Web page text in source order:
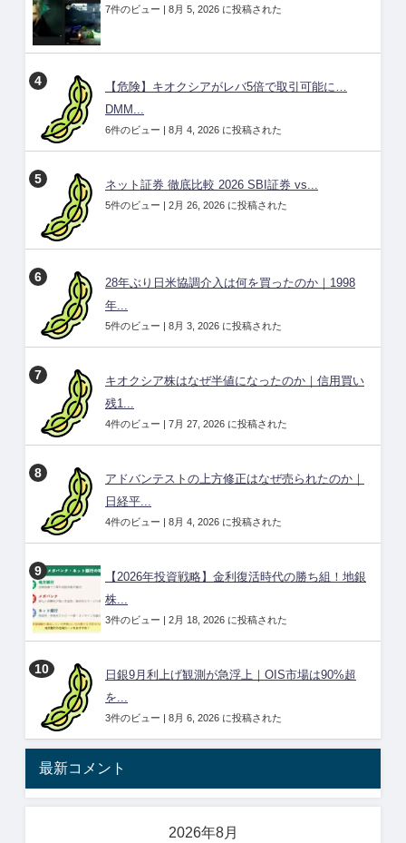
7件のビュー | 8月 5, 2026 に投稿された
【危険】キオクシアがレバ5倍で取引可能に…
DMM...
6件のビュー | 8月 4, 2026 に投稿された
ネット証券 徹底比較 2026 SBI証券 vs...
5件のビュー | 2月 26, 2026 に投稿された
28年ぶり日米協調介入は何を買ったのか｜1998
年...
5件のビュー | 8月 3, 2026 に投稿された
キオクシア株はなぜ半値になったのか｜信用買い
残1...
4件のビュー | 7月 27, 2026 に投稿された
アドバンテストの上方修正はなぜ売られたのか｜
日経平...
4件のビュー | 8月 4, 2026 に投稿された
【2026年投資戦略】金利復活時代の勝ち組！地銀
株...
3件のビュー | 2月 18, 2026 に投稿された
日銀9月利上げ観測が急浮上｜OIS市場は90%超
を...
3件のビュー | 8月 6, 2026 に投稿された
最新コメント
2026年8月